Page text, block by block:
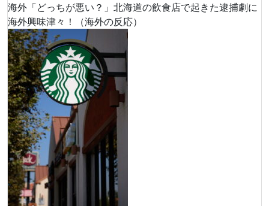
海外「どっちが悪い？」北海道の飲食店で起きた逮捕劇に
海外興味津々！（海外の反応）